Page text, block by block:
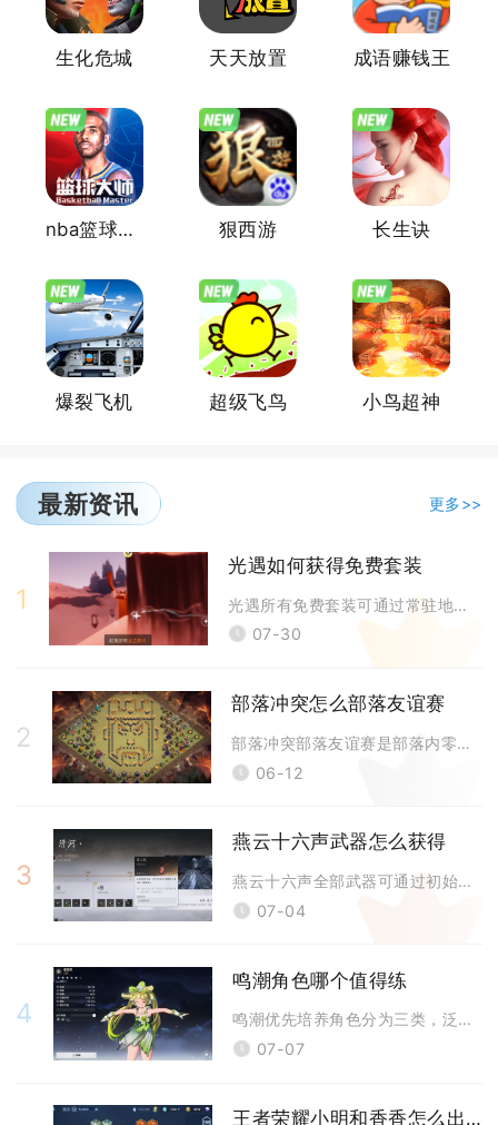
生化危城 天天放置 成语赚钱王
nba篮球大师 狠西游 长生诀
爆裂飞机 超级飞鸟 小鸟超神
最新资讯 更多>>
1
光遇如何获得免费套装
光遇所有免费套装可通过常驻地图先祖兑换、季节常驻任务、限时节日代币活动
07-30
2
部落冲突怎么部落友谊赛
部落冲突部落友谊赛是部落内零损耗切磋玩法，由防守方发起，成员可免费进攻
06-12
3
燕云十六声武器怎么获得
燕云十六声全部武器可通过初始赠送、主线支线任务、镇守与侠境副本、奇遇偷
07-04
4
鸣潮角色哪个值得练
鸣潮优先培养角色分为三类，泛用五星主C选绯雪、爱弥斯，通用辅助必练维里
07-07
王者荣耀小明和香香怎么出装